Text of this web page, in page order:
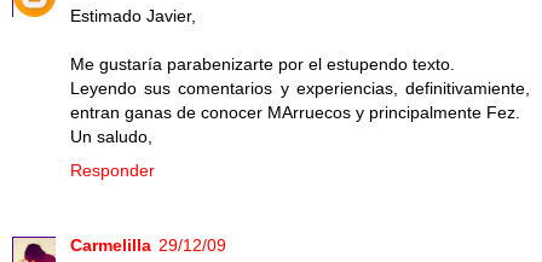
Estimado Javier,
Me gustaría parabenizarte por el estupendo texto.
Leyendo sus comentarios y experiencias, definitivamiente,
entran ganas de conocer MArruecos y principalmente Fez.
Un saludo,
Responder
Carmelilla 29/12/09